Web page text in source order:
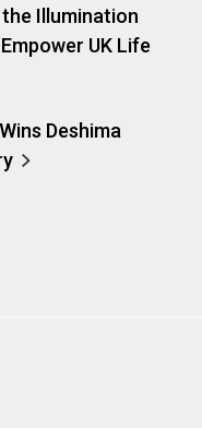
Illumination
UK Life
Deshima